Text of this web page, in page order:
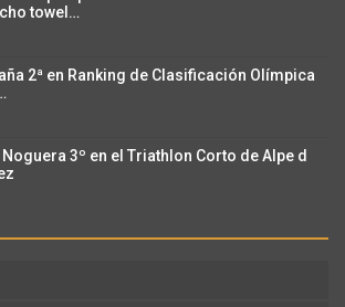
towel…
2ª en Ranking de Clasificación Olímpica
Noguera 3º en el Triathlon Corto de Alpe d